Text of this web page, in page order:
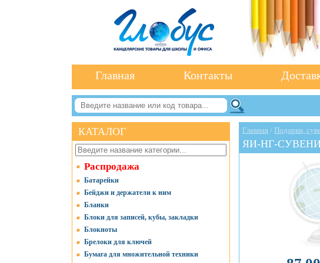
Главная Контакты
КАТАЛОГ
Распродажа
Батарейки
Бейджи и держатели к ним
Бланки
Блоки для записей, кубы, закладки
Блокноты
Брелоки для ключей
Бумага для множительной техники
Главная / Подарки,
ЯИ-НГ-